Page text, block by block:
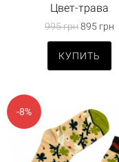
Цвет-трава
995 грн895 грн
КУПИТЬ
-8%